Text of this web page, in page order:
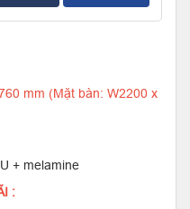
mm (Mặt bàn: W2200 x
+ melamine
: